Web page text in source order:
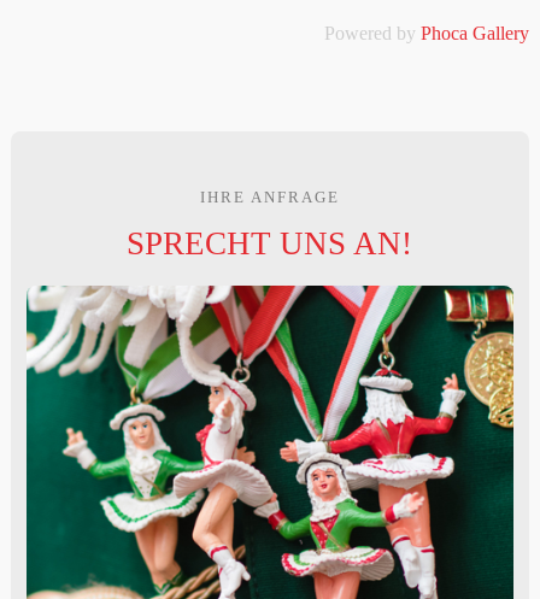
Powered byPhoca Gallery
IHRE ANFRAGE
SPRECHT UNS AN!